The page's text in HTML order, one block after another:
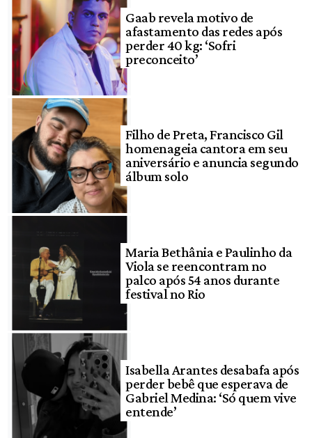
Gaab revela motivo de
afastamento das redes após
perder 40 kg: ‘Sofri
preconceito’
Filho de Preta, Francisco Gil
homenageia cantora em seu
aniversário e anuncia segundo
álbum solo
Maria Bethânia e Paulinho da
Viola se reencontram no
palco após 54 anos durante
festival no Rio
Isabella Arantes desabafa após
perder bebê que esperava de
Gabriel Medina: ‘Só quem vive
entende’